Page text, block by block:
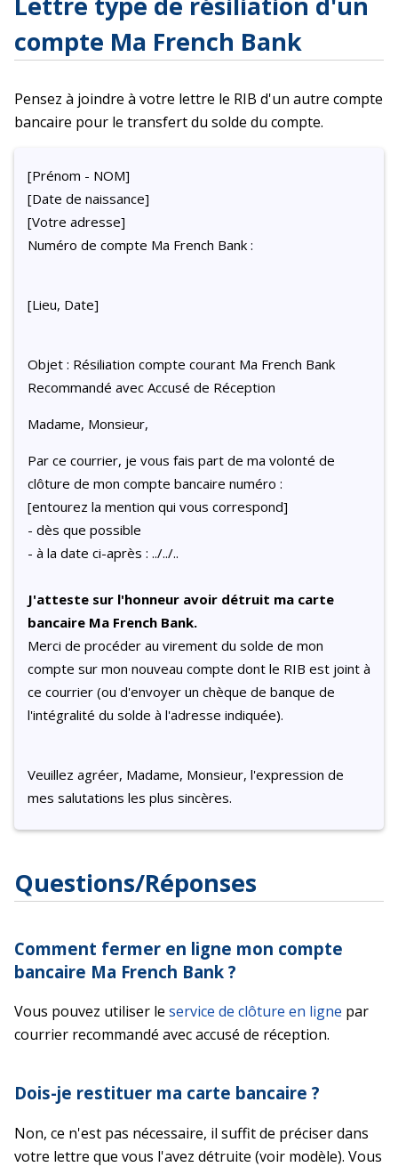
compte Ma French Bank
Pensez à joindre à votre lettre le RIB d'un autre compte
bancaire pour le transfert du solde du compte.
[Prénom - NOM]
[Date de naissance]
[Votre adresse]
Numéro de compte Ma French Bank :
[Lieu, Date]
Objet : Résiliation compte courant Ma French Bank
Recommandé avec Accusé de Réception
Madame, Monsieur,
Par ce courrier, je vous fais part de ma volonté de
clôture de mon compte bancaire numéro :
[entourez la mention qui vous correspond]
- dès que possible
- à la date ci-après : ../../..
J'atteste sur l'honneur avoir détruit ma carte
bancaire Ma French Bank.
Merci de procéder au virement du solde de mon
compte sur mon nouveau compte dont le RIB est joint à
ce courrier (ou d'envoyer un chèque de banque de
l'intégralité du solde à l'adresse indiquée).
Veuillez agréer, Madame, Monsieur, l'expression de
mes salutations les plus sincères.
Questions/Réponses
Comment fermer en ligne mon compte
bancaire Ma French Bank ?
Vous pouvez utiliser le service de clôture en ligne par
courrier recommandé avec accusé de réception.
Dois-je restituer ma carte bancaire ?
Non, ce n'est pas nécessaire, il suffit de préciser dans
votre lettre que vous l'avez détruite (voir modèle). Vous